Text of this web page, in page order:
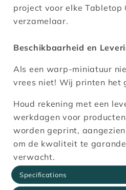
project voor elke Tabletop
verzamelaar.
Beschikbaarheid en
Als een warp-miniatuur
vrees niet! Wij printen het
Houd rekening met een
werkdagen voor
worden geprint,
om de kwaliteit te
verwacht.
Specifications